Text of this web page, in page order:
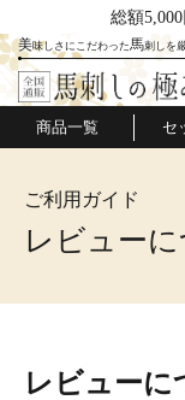
総額5,000
美味しさにこだわった 馬刺しを
商品一覧 セ
ご利用ガイド
レビュー
レビューに